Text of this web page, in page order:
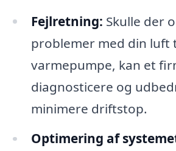
Fejlretning: Skulle der
problemer med din luft
varmepumpe, kan et
diagnosticere og
minimere driftstop.
Optimering af